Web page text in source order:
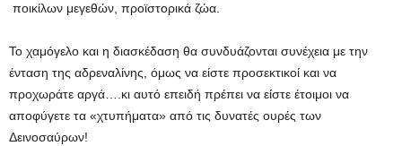
ποικίλων μεγεθών, προϊστορικά ζώα.
Το χαμόγελο και η διασκέδαση θα συνδυάζονται συνέχεια με την
ένταση της αδρεναλίνης, όμως να είστε προσεκτικοί και να
προχωράτε αργά….κι αυτό επειδή πρέπει να είστε έτοιμοι να
αποφύγετε τα «χτυπήματα» από τις δυνατές ουρές των
Δεινοσαύρων!